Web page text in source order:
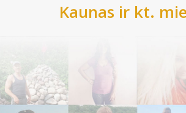
Kaunas ir kt.